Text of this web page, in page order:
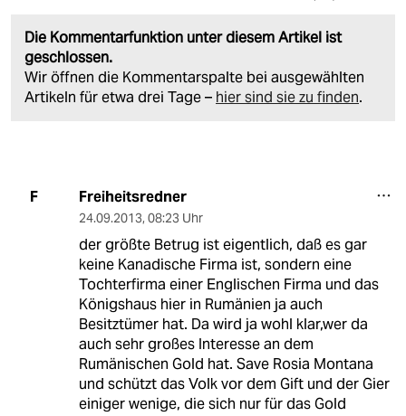
Die Kommentarfunktion unter diesem Artikel ist
geschlossen.
Wir öffnen die Kommentarspalte bei ausgewählten
Artikeln für etwa drei Tage – hier sind sie zu finden.
F Freiheitsredner
24.09.2013, 08:23 Uhr
der größte Betrug ist eigentlich, daß es gar
keine Kanadische Firma ist, sondern eine
Tochterfirma einer Englischen Firma und das
Königshaus hier in Rumänien ja auch
Besitztümer hat. Da wird ja wohl klar,wer da
auch sehr großes Interesse an dem
Rumänischen Gold hat. Save Rosia Montana
und schützt das Volk vor dem Gift und der Gier
einiger wenige, die sich nur für das Gold